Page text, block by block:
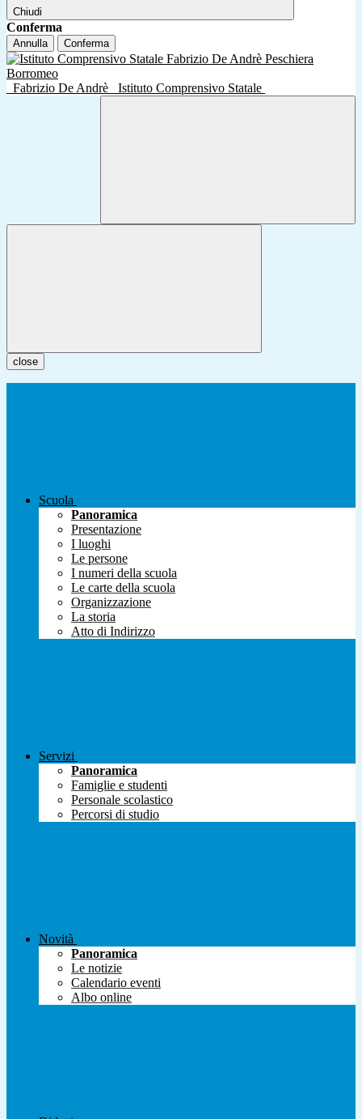
Chiudi
Conferma
Annulla Conferma
Fabrizio De Andrè Istituto Comprensivo Statale
close
Scuola
Panoramica
Presentazione
I luoghi
Le persone
I numeri della scuola
Le carte della scuola
Organizzazione
La storia
Atto di Indirizzo
Servizi
Panoramica
Famiglie e studenti
Personale scolastico
Percorsi di studio
Novità
Panoramica
Le notizie
Calendario eventi
Albo online